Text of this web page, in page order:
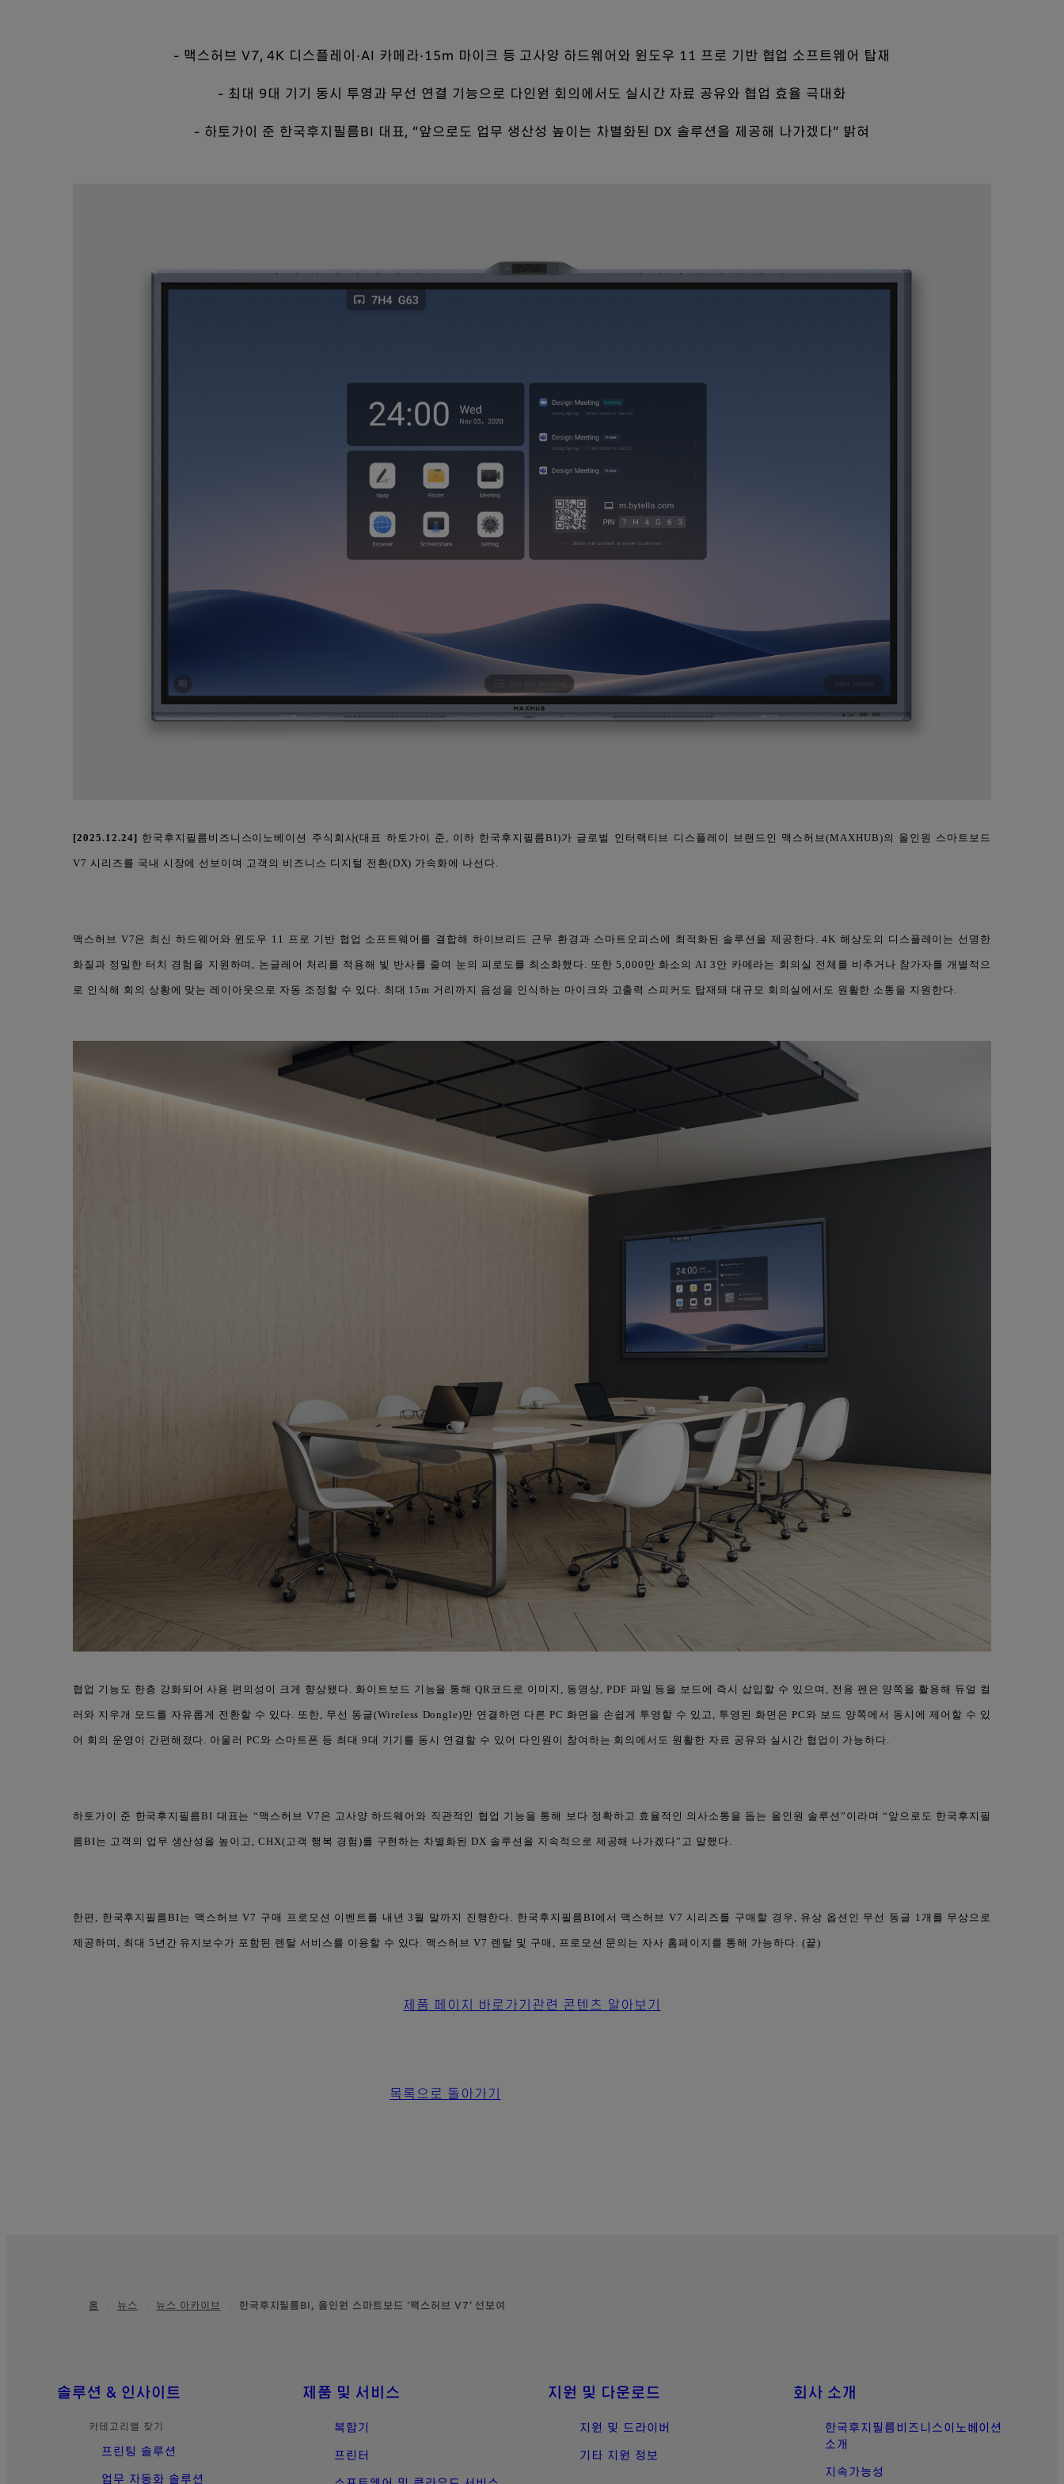
- 맥스허브 V7, 4K 디스플레이·AI 카메라·15m 마이크 등 고사양 하드웨어와 윈도우 11 프로 기반 협업 소프트웨어 탑재
- 최대 9대 기기 동시 투영과 무선 연결 기능으로 다인원 회의에서도 실시간 자료 공유와 협업 효율 극대화
- 하토가이 준 한국후지필름BI 대표, “앞으로도 업무 생산성 높이는 차별화된 DX 솔루션을 제공해 나가겠다” 밝혀
[2025.12.24] 한국후지필름비즈니스이노베이션 주식회사(대표 하토가이 준, 이하 한국후지필름BI)가 글로벌 인터랙티브 디스플레이 브랜드인 맥스허브(MAXHUB)의 올인원 스마트보드
V7 시리즈를 국내 시장에 선보이며 고객의 비즈니스 디지털 전환(DX) 가속화에 나선다.
맥스허브 V7은 최신 하드웨어와 윈도우 11 프로 기반 협업 소프트웨어를 결합해 하이브리드 근무 환경과 스마트오피스에 최적화된 솔루션을 제공한다. 4K 해상도의 디스플레이는 선명한
화질과 정밀한 터치 경험을 지원하며, 논글레어 처리를 적용해 빛 반사를 줄여 눈의 피로도를 최소화했다. 또한 5,000만 화소의 AI 3안 카메라는 회의실 전체를 비추거나 참가자를 개별적으
로 인식해 회의 상황에 맞는 레이아웃으로 자동 조정할 수 있다. 최대 15m 거리까지 음성을 인식하는 마이크와 고출력 스피커도 탑재돼 대규모 회의실에서도 원활한 소통을 지원한다.
협업 기능도 한층 강화되어 사용 편의성이 크게 향상됐다. 화이트보드 기능을 통해 QR코드로 이미지, 동영상, PDF 파일 등을 보드에 즉시 삽입할 수 있으며, 전용 펜은 양쪽을 활용해 듀얼 컬
러와 지우개 모드를 자유롭게 전환할 수 있다. 또한, 무선 동글(Wireless Dongle)만 연결하면 다른 PC 화면을 손쉽게 투영할 수 있고, 투영된 화면은 PC와 보드 양쪽에서 동시에 제어할 수 있
어 회의 운영이 간편해졌다. 아울러 PC와 스마트폰 등 최대 9대 기기를 동시 연결할 수 있어 다인원이 참여하는 회의에서도 원활한 자료 공유와 실시간 협업이 가능하다.
하토가이 준 한국후지필름BI 대표는 “맥스허브 V7은 고사양 하드웨어와 직관적인 협업 기능을 통해 보다 정확하고 효율적인 의사소통을 돕는 올인원 솔루션”이라며 “앞으로도 한국후지필
름BI는 고객의 업무 생산성을 높이고, CHX(고객 행복 경험)를 구현하는 차별화된 DX 솔루션을 지속적으로 제공해 나가겠다”고 말했다.
한편, 한국후지필름BI는 맥스허브 V7 구매 프로모션 이벤트를 내년 3월 말까지 진행한다. 한국후지필름BI에서 맥스허브 V7 시리즈를 구매할 경우, 유상 옵션인 무선 동글 1개를 무상으로
제공하며, 최대 5년간 유지보수가 포함된 렌탈 서비스를 이용할 수 있다. 맥스허브 V7 렌탈 및 구매, 프로모션 문의는 자사 홈페이지를 통해 가능하다. (끝)
제품 페이지 바로가기 관련 콘텐츠 알아보기
목록으로 돌아가기
홈 뉴스 뉴스 아카이브 한국후지필름BI, 올인원 스마트보드 ‘맥스허브 V7’ 선보여
사이트맵
솔루션 & 인사이트
카테고리별 찾기
프린팅 솔루션
업무 자동화 솔루션
제품 및 서비스
복합기
프린터
지원 및 다운로드
지원 및 드라이버
기타 지원 정보
회사 소개
한국후지필름비즈니스이노베이션
소개
지속가능성